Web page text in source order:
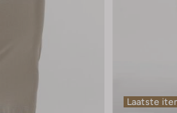
Laatste